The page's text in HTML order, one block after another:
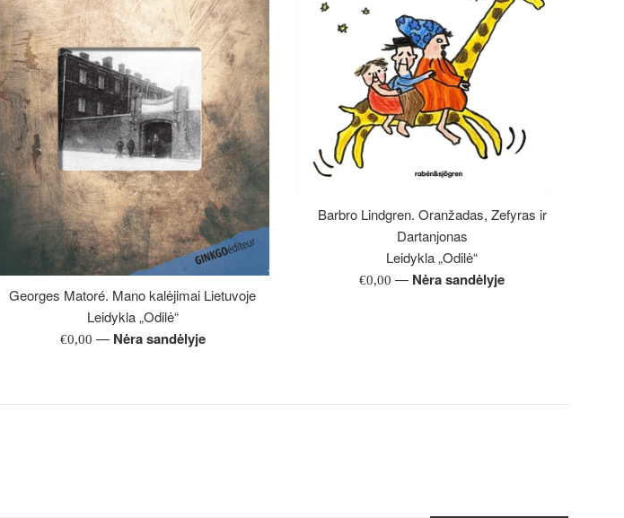
Georges Matoré. Mano kalėjimai Lietuvoje
Leidykla „Odilė“
Įprasta
€0,00 — Nėra sandėlyje
Barbro Lindgren. Oranžadas, Zefyras ir
Dartanjonas
Leidykla „Odilė“
Įprasta
€0,00— Nėra sandėlyje